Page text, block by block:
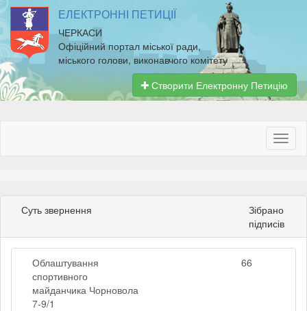
ЕЛЕКТРОННІ ПЕТИЦІЇ
ЧЕРКАСИ
Офіційний портал міської ради,
міського голови, виконавчого комітету
Створити Електронну Петицію
Суть звернення
Зібрано
підписів
Облаштування
спортивного
майданчика Чорновола
7-9/1
66